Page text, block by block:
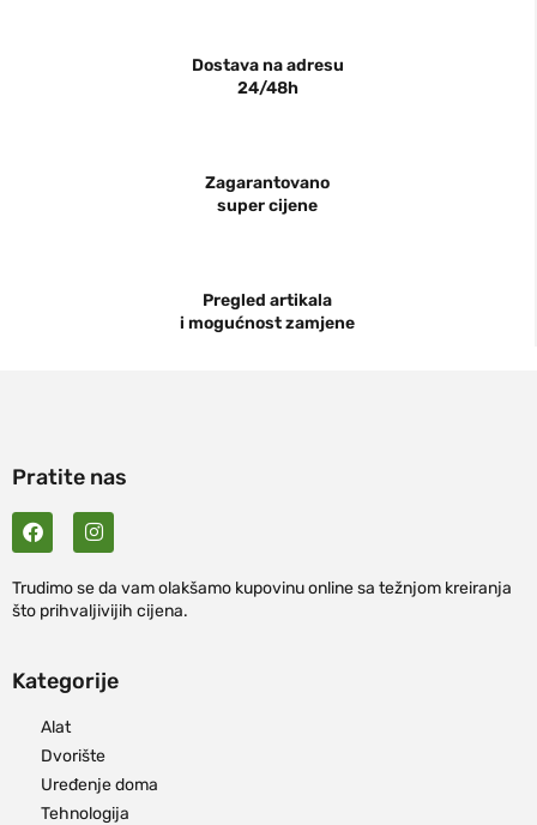
Dostava na adresu
24/48h
Zagarantovano
super cijene
Pregled artikala
i mogućnost zamjene
Pratite nas
Trudimo se da vam olakšamo kupovinu online sa težnjom kreiranja
što prihvaljivijih cijena.
Kategorije
Alat
Dvorište
Uređenje doma
Tehnologija